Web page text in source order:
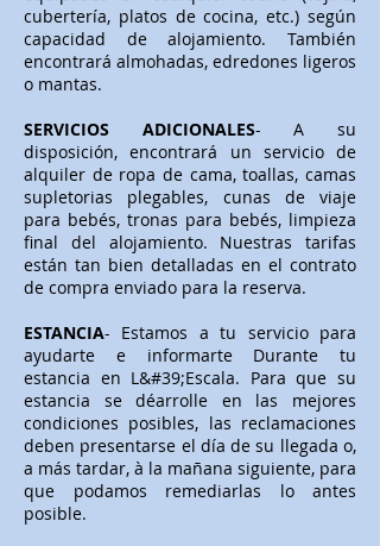
cubertería, platos de cocina, etc.) según
capacidad de alojamiento. También
encontrará almohadas, edredones ligeros
o mantas.
SERVICIOS ADICIONALES- A su
disposición, encontrará un servicio de
alquiler de ropa de cama, toallas, camas
supletorias plegables, cunas de viaje
para bebés, tronas para bebés, limpieza
final del alojamiento. Nuestras tarifas
están tan bien detalladas en el contrato
de compra enviado para la reserva.
ESTANCIA- Estamos a tu servicio para
ayudarte e informarte Durante tu
estancia en L&#39;Escala. Para que su
estancia se déarrolle en las mejores
condiciones posibles, las reclamaciones
deben presentarse el día de su llegada o,
a más tardar, à la mañana siguiente, para
que podamos remediarlas lo antes
posible.